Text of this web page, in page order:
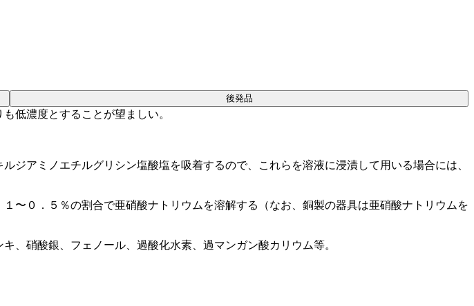
低濃度とすることが望ましい。
アミノエチルグリシン塩酸塩を吸着するので、これらを溶液に浸漬して用いる場合には、
０．５％の割合で亜硝酸ナトリウムを溶解する（なお、銅製の器具は亜硝酸ナトリウムを
硝酸銀、フェノール、過酸化水素、過マンガン酸カリウム等。
後発品